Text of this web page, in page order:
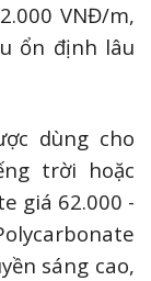
VNĐ/m,
ổn định lâu
dùng cho
trời hoặc
giá 62.000 -
sáng cao,